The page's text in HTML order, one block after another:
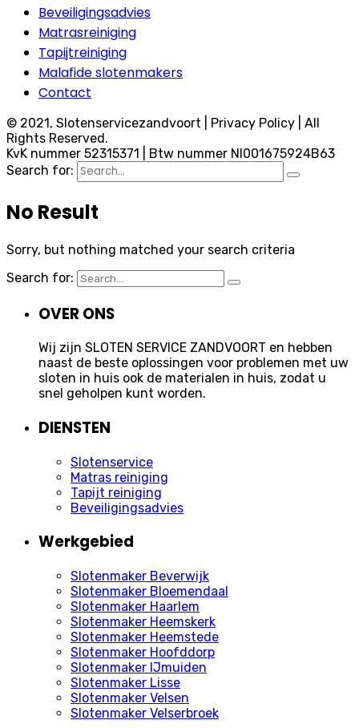
Beveiligingsadvies
Matrasreiniging
Tapijtreiniging
Malafide slotenmakers
Contact
© 2021, Slotenservicezandvoort | Privacy Policy | All
Rights Reserved.
KvK nummer 52315371 | Btw nummer Nl001675924B63
Search for:
No Result
Sorry, but nothing matched your search criteria
Search for:
OVER ONS
Wij zijn SLOTEN SERVICE ZANDVOORT en hebben
naast de beste oplossingen voor problemen met uw
sloten in huis ook de materialen in huis, zodat u
snel geholpen kunt worden.
DIENSTEN
Slotenservice
Matras reiniging
Tapijt reiniging
Beveiligingsadvies
Werkgebied
Slotenmaker Beverwijk
Slotenmaker Bloemendaal
Slotenmaker Haarlem
Slotenmaker Heemskerk
Slotenmaker Heemstede
Slotenmaker Hoofddorp
Slotenmaker IJmuiden
Slotenmaker Lisse
Slotenmaker Velsen
Slotenmaker Velserbroek